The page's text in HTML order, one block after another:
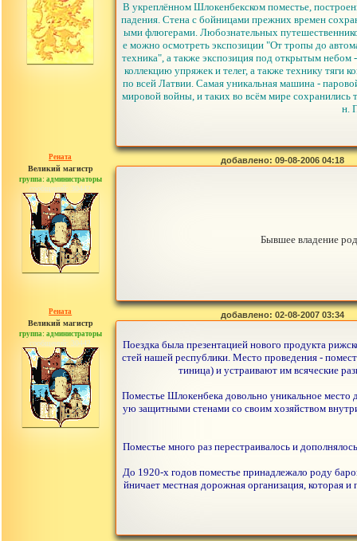
В укреплённом Шлокенбекском поместье,
падения. Стена с бойницами прежних времен
ыми флюгерами. Любознательных
е можно осмотреть экспозиции "От тропы до
техника", а также экспозиция под открытым
коллекцию упряжек и телег, а также технику тяги
по всей Латвии. Самая уникальная машина -
мировой войны, и таких во всём мире сохранились
н.
Рената
Великий магистр
группа: администраторы
сообщений: 30442
добавлено: 09-08-2006 04:18
Бывшее владение
Рената
Великий магистр
группа: администраторы
сообщений: 30442
добавлено: 02-08-2007 03:34
Поездка была презентацией нового продукта
стей нашей республики. Место проведения -
тиница) и устраивают им всяческие
Поместье Шлокенбека довольно уникальное место
ую защитными стенами со своим хозяйством
Поместье много раз перестраивалось и
До 1920-х годов поместье принадлежало роду
йничает местная дорожная организация, которая